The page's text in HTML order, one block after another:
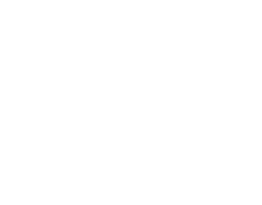
por la Naturaleza, el Paisaje y